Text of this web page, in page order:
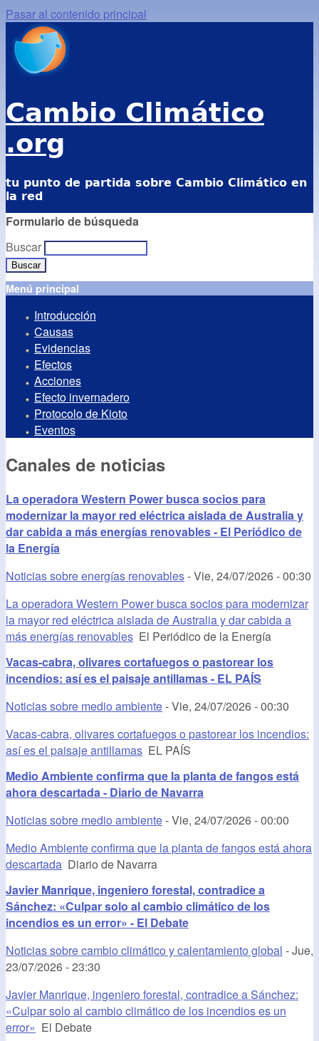
Pasar al contenido principal
Cambio Climático
.org
tu punto de partida sobre Cambio Climático en
la red
Formulario de búsqueda
Buscar
Menú principal
Introducción
Causas
Evidencias
Efectos
Acciones
Efecto invernadero
Protocolo de Kioto
Eventos
Canales de noticias
La operadora Western Power busca socios para
modernizar la mayor red eléctrica aislada de Australia y
dar cabida a más energías renovables - El Periódico de
la Energía
Noticias sobre energías renovables-Vie, 24/07/2026 - 00:30
La operadora Western Power busca socios para modernizar
la mayor red eléctrica aislada de Australia y dar cabida a
más energías renovables El Periódico de la Energía
Vacas-cabra, olivares cortafuegos o pastorear los
incendios: así es el paisaje antillamas - EL PAÍS
Noticias sobre medio ambiente-Vie, 24/07/2026 - 00:30
Vacas-cabra, olivares cortafuegos o pastorear los incendios:
así es el paisaje antillamas EL PAÍS
Medio Ambiente confirma que la planta de fangos está
ahora descartada - Diario de Navarra
Noticias sobre medio ambiente-Vie, 24/07/2026 - 00:00
Medio Ambiente confirma que la planta de fangos está ahora
descartada Diario de Navarra
Javier Manrique, ingeniero forestal, contradice a
Sánchez: «Culpar solo al cambio climático de los
incendios es un error» - El Debate
Noticias sobre cambio climático y calentamiento global -Jue,
23/07/2026 - 23:30
Javier Manrique, ingeniero forestal, contradice a Sánchez:
«Culpar solo al cambio climático de los incendios es un
error» El Debate